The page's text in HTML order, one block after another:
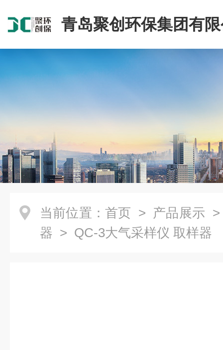
青岛聚创环保集团有
当前位置： 首页 > 产品展示
器 > QC-3大气采样仪 取样器